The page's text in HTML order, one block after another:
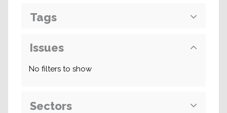
Tags
Issues
No filters to show
Sectors